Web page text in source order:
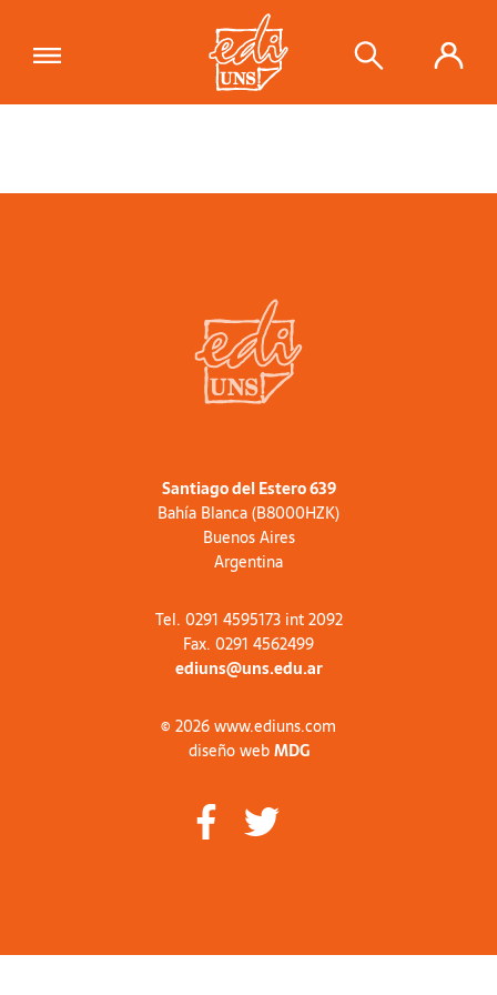
Santiago del Estero 639
Bahía Blanca (B8000HZK)
Buenos Aires
Argentina
Tel. 0291 4595173 int 2092
Fax. 0291 4562499
ediuns@uns.edu.ar
© 2026 www.ediuns.com
diseño webMDG